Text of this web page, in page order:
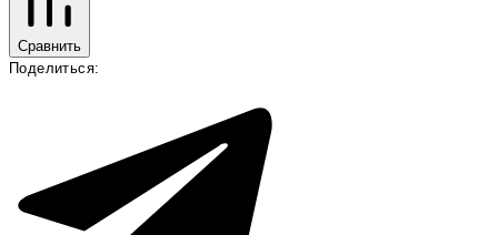
Сравнить
Поделиться: